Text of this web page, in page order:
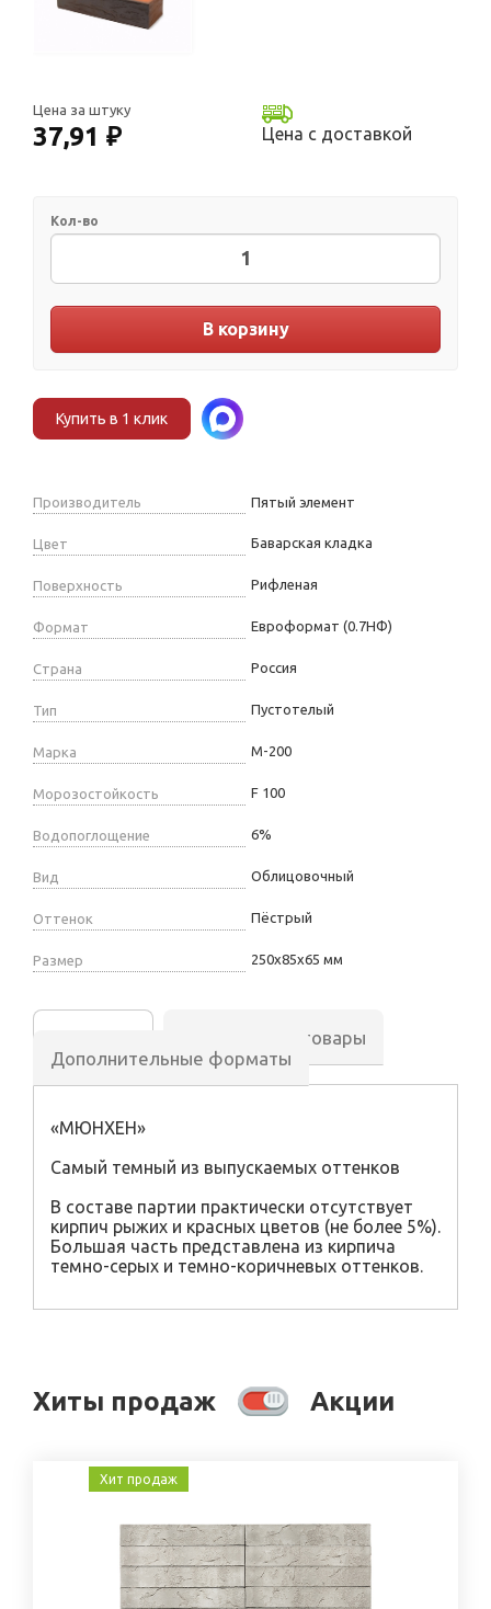
Цена за штуку
37,91 ₽ Цена с доставкой
Кол-во
В корзину
Купить в 1 клик
Производитель Пятый элемент
Цвет Баварская кладка
Поверхность Рифленая
Формат Евроформат (0.7НФ)
Страна Россия
Тип Пустотелый
Марка М-200
Морозостойкость F 100
Водопоглощение 6%
Вид Облицовочный
Оттенок Пёстрый
Размер 250х85х65 мм
Аналогичные товары
Дополнительные форматы
«МЮНХЕН»
Самый темный из выпускаемых оттенков
В составе партии практически отсутствует
кирпич рыжих и красных цветов (не более 5%).
Большая часть представлена из кирпича
темно-серых и темно-коричневых оттенков.
Хиты продаж Акции
Хит продаж